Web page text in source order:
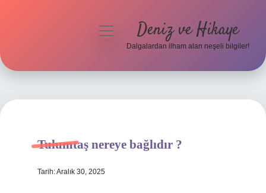
Hakkımızda
menüyü
Deniz ve Hikaye
Dalgalardan ilham alan neşeli bilgiler!
Tulumtaş nereye bağlıdır ?
Tarih: Aralık 30, 2025